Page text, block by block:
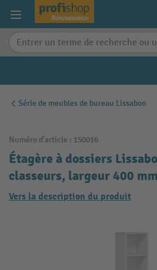
content
Série de meubles de bureau Lissabon
Numéro d'article : 150016
Étagère à dossiers
classeurs, largeur 400
Vers la description du produit